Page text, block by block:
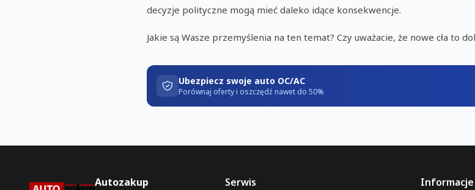
decyzje polityczne mogą mieć daleko idące konsekwencje.
Jakie są Wasze przemyślenia na ten temat? Czy uważacie, że nowe cła to
Ubezpiecz swoje auto OC/AC
Porównaj oferty i oszczędź nawet do 50%
Autozakup Serwis Informacje